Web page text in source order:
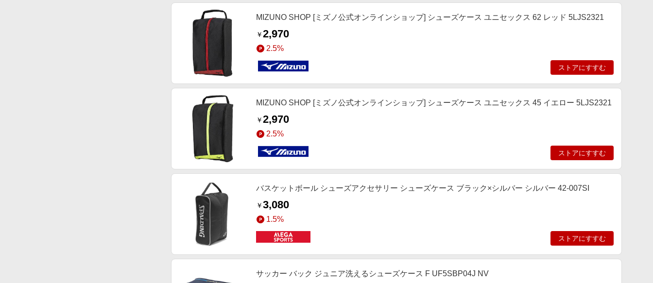
MIZUNO SHOP [ミズノ公式オンラインショップ] シューズケース ユニセックス 62 レッド 5LJS2321
￥2,970
2.5%
ストアにすすむ
MIZUNO SHOP [ミズノ公式オンラインショップ] シューズケース ユニセックス 45 イエロー 5LJS2321
￥2,970
2.5%
ストアにすすむ
バスケットボール シューズアクセサリー シューズケース ブラック×シルバー シルバー 42-007SI
￥3,080
1.5%
ストアにすすむ
サッカー バック ジュニア洗えるシューズケース F UF5SBP04J NV